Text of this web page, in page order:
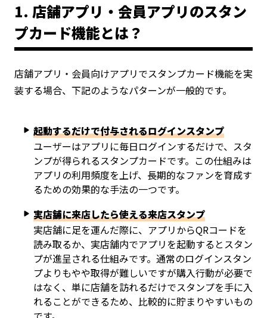
1. 店舗アプリ・会員アプリのスタン
プカード機能とは？
店舗アプリ・会員向けアプリでスタンプカード機能を実
装する場合、下記のようなパターンが一般的です。
起動するだけで付与されるログインスタンプ
ユーザーはアプリに毎日ログインするだけで、スタ
ンプが得られるスタンプカードです。この仕組みは
アプリの利用頻度を上げ、長期的なファンを育成す
るための効果的な手法の一つです。
実店舗に来店したら使える来店スタンプ
実店舗に足を運んだ際に、アプリからQRコードを
読み取るか、実店舗内でアプリを起動するとスタン
プが進呈される仕組みです。通常のログインスタン
プよりもやや取得が難しいですが購入行動が必要で
はなく、単に店舗を訪れるだけでスタンプを手に入
れることができるため、比較的に貯まりやすいもの